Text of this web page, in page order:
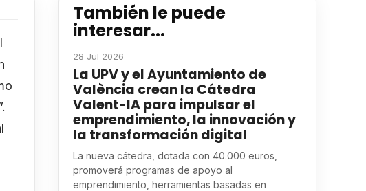
También le puede
interesar...
28 Jul 2026
La UPV y el Ayuntamiento de
València crean la Cátedra
Valent-IA para impulsar el
emprendimiento, la innovación y
la transformación digital
La nueva cátedra, dotada con 40.000 euros,
promoverá programas de apoyo al
emprendimiento, herramientas basadas en